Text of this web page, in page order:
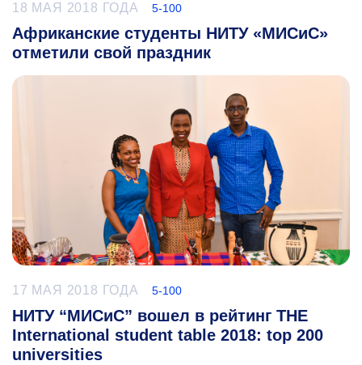
18 МАЯ 2018 ГОДА 5-100
Африканские студенты НИТУ «МИСиС»
отметили свой праздник
17 МАЯ 2018 ГОДА 5-100
НИТУ “МИСиС” вошел в рейтинг THE
International student table 2018: top 200
universities